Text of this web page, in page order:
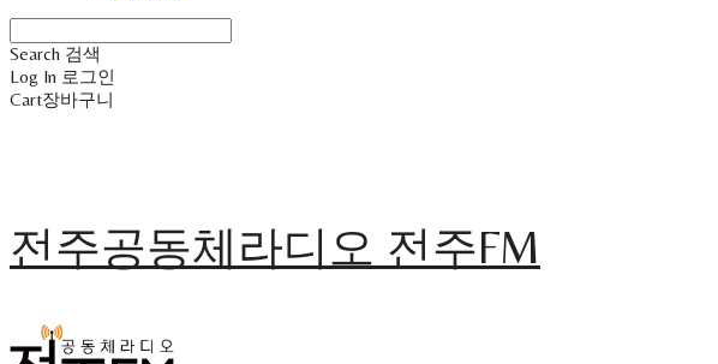
Search 검색
Log In 로그인
Cart장바구니
전주공동체라디오 전주FM